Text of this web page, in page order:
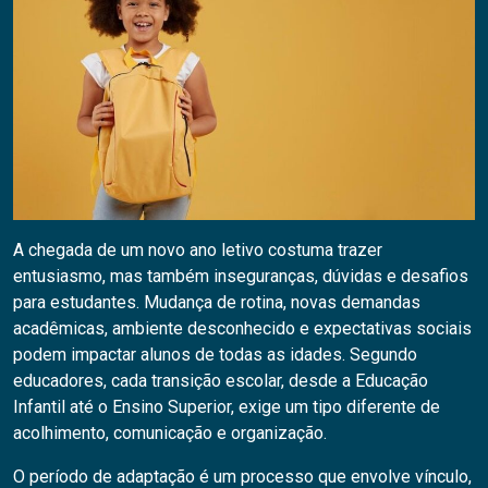
A chegada de um novo ano letivo costuma trazer
entusiasmo, mas também inseguranças, dúvidas e desafios
para estudantes. Mudança de rotina, novas demandas
acadêmicas, ambiente desconhecido e expectativas sociais
podem impactar alunos de todas as idades. Segundo
educadores, cada transição escolar, desde a Educação
Infantil até o Ensino Superior, exige um tipo diferente de
acolhimento, comunicação e organização.
O período de adaptação é um processo que envolve vínculo,